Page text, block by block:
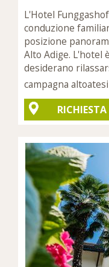
L'Hotel
conduzione
posizione
Alto Adige. L'hotel
desiderano
campagna
RICHIESTA